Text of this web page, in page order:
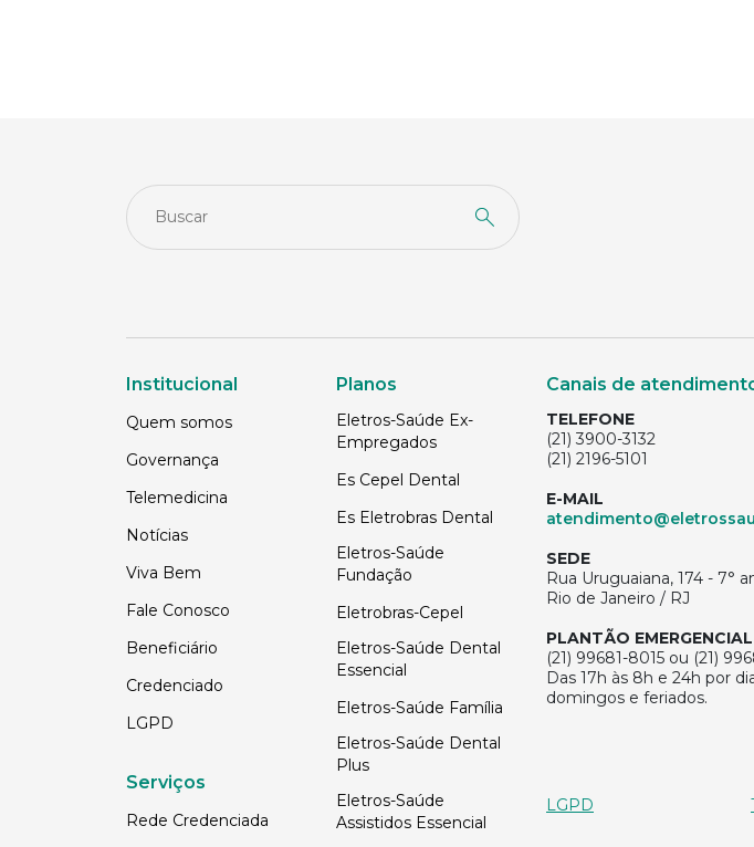
Institucional
Quem somos
Governança
Telemedicina
Notícias
Viva Bem
Fale Conosco
Beneficiário
Credenciado
LGPD
Serviços
Rede Credenciada
Planos
Eletros-Saúde Ex-
Empregados
Es Cepel Dental
Es Eletrobras Dental
Eletros-Saúde
Fundação
Eletrobras-Cepel
Eletros-Saúde Dental
Essencial
Eletros-Saúde Família
Eletros-Saúde Dental
Plus
Eletros-Saúde
Assistidos Essencial
Canais de
TELEFONE
(21) 3900-3132
(21) 2196-5101
E-MAIL
SEDE
Rua Uruguaiana, 174 - 7°
Rio de Janeiro / RJ
PLANTÃO
(21) 99681-8015 ou (21)
Das 17h às 8h e 24h por
domingos e feriados.
LGPD